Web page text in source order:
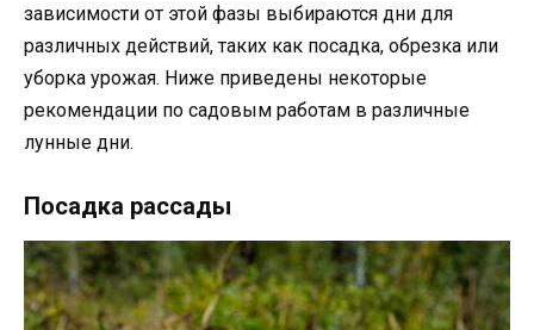
зависимости от этой фазы выбираются дни для
различных действий, таких как посадка, обрезка или
уборка урожая. Ниже приведены некоторые
рекомендации по садовым работам в различные
лунные дни.
Посадка рассады